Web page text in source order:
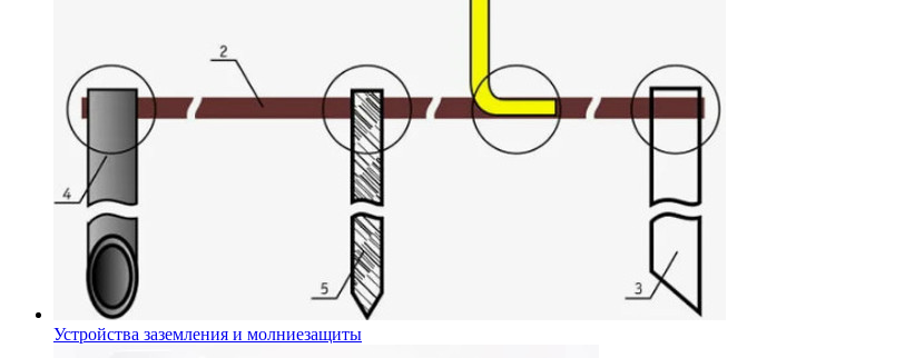
Устройства заземления и молниезащиты